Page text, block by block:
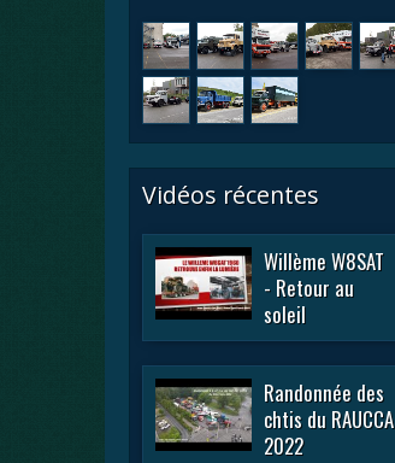
Vidéos récentes
Willème W8SAT
- Retour au
soleil
Randonnée des
chtis du RAUCCA
2022